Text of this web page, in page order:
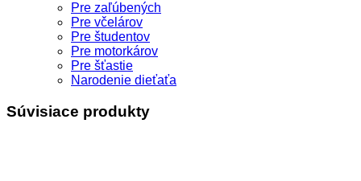
Pre zaľúbených
Pre včelárov
Pre študentov
Pre motorkárov
Pre šťastie
Narodenie dieťaťa
Súvisiace produkty